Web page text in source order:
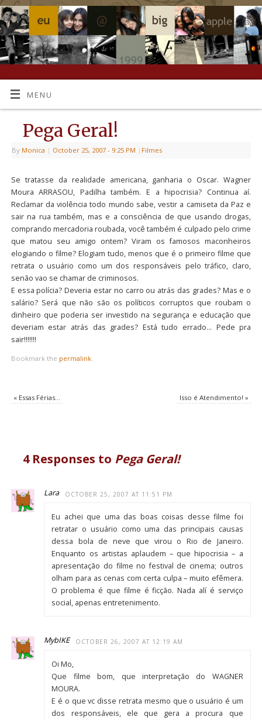
MENU
Pega Geral!
By Monica | October 25, 2007 - 9:25 PM | Filmes
Se tratasse da realidade americana, ganharia o Oscar. Wagner
Moura ARRASOU, Padilha também. E a hipocrisia? Continua aí.
Reclamar da violência todo mundo sabe, vestir a camiseta da Paz e
sair na rua também, mas e a consciência de que usando drogas,
comprando mercadoria roubada, você também é culpado pelo crime
que matou seu amigo ontem? Viram os famosos maconheiros
elogiando o filme? Elogiam tudo, menos que é o primeiro filme que
retrata o usuário como um dos responsáveis pelo tráfico, claro,
senão vao se chamar de criminosos.
E essa polícia? Deveria estar no carro ou atrás das grades? Mas e o
salário? Será que não são os políticos corruptos que roubam o
dinheiro que poderia ser investido na segurança e educação que
deveriam estar atrás das grades? Está tudo errado… Pede pra
sair!!!!!!!
Bookmark the permalink.
«Essas Férias… Isso é Atendimento!»
4 Responses to Pega Geral!
Lara OCTOBER 25, 2007 AT 11:51 PM
Eu achei que uma das boas coisas desse filme foi
retratar o usuário como uma das principais causas
dessa bola de neve que virou o Rio de Janeiro.
Enquanto os artistas aplaudem – que hipocrisia – a
apresentação do filme no festival de cinema; outros
olham para as cenas com certa culpa – muito efêmera.
O problema é que filme é ficção. Nada alí é serviço
social, apenas entretenimento.
MybIKE OCTOBER 26, 2007 AT 12:19 AM
Oi Mo,
Que filme bom, que interpretação do WAGNER
MOURA.
E é o que vc disse retrata mesmo que o usuário é um
dos responsáveis, ele que gera a procura que